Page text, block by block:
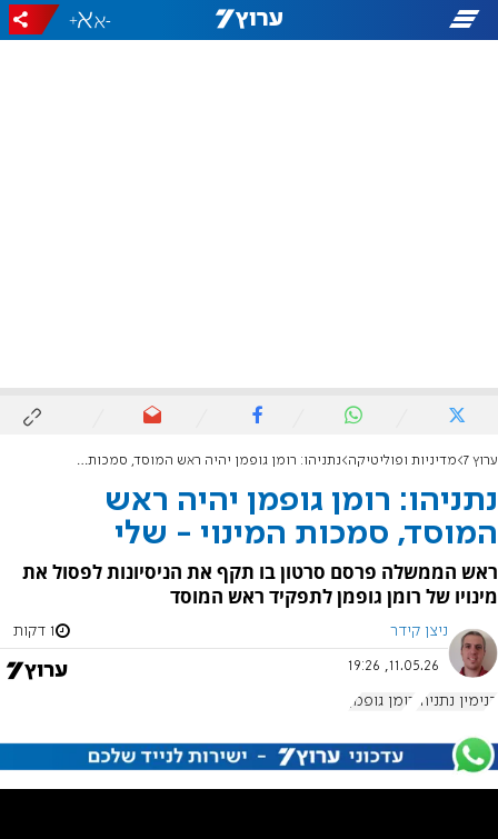
-
+
ערוץ 7 מדיניות ופוליטיקה נתניהו: רומן גופמן יהיה ראש המוסד, סמכות המינוי - שלי
נתניהו: רומן גופמן יהיה ראש
המוסד, סמכות המינוי - שלי
ראש הממשלה פרסם סרטון בו תקף את הניסיונות לפסול את
מינויו של רומן גופמן לתפקיד ראש המוסד
ניצן קידר 1 דקות
11.05.26, 19:26
בנימין נתניהו רומן גופמן